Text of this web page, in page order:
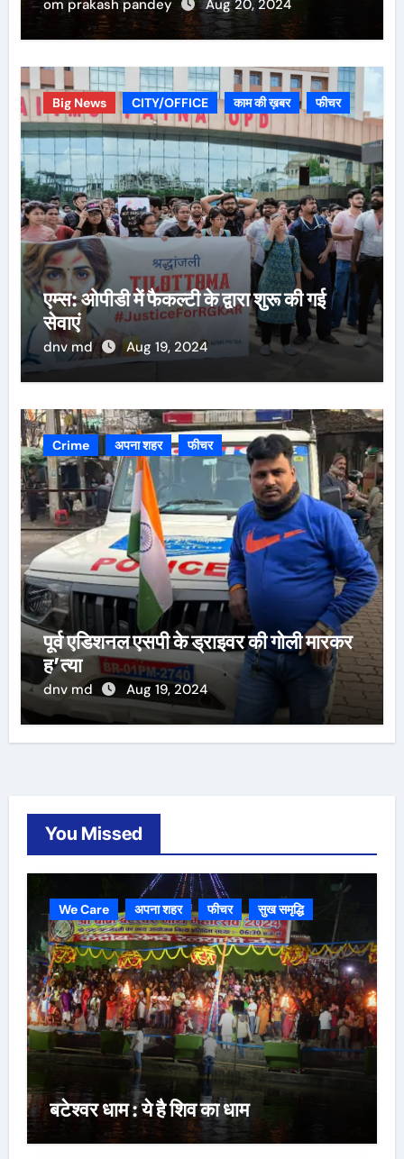
om prakash pandey Aug 20, 2024
Big News CITY/OFFICE काम की ख़बर फीचर
एम्स: ओपीडी में फैकल्टी के द्वारा शुरू की गई
सेवाएं
dnv md Aug 19, 2024
Crime अपना शहर फीचर
पूर्व एडिशनल एसपी के ड्राइवर की गोली मारकर
ह’त्या
dnv md Aug 19, 2024
You Missed
We Care अपना शहर फीचर सुख समृद्धि
बटेश्वर धाम : ये है शिव का धाम